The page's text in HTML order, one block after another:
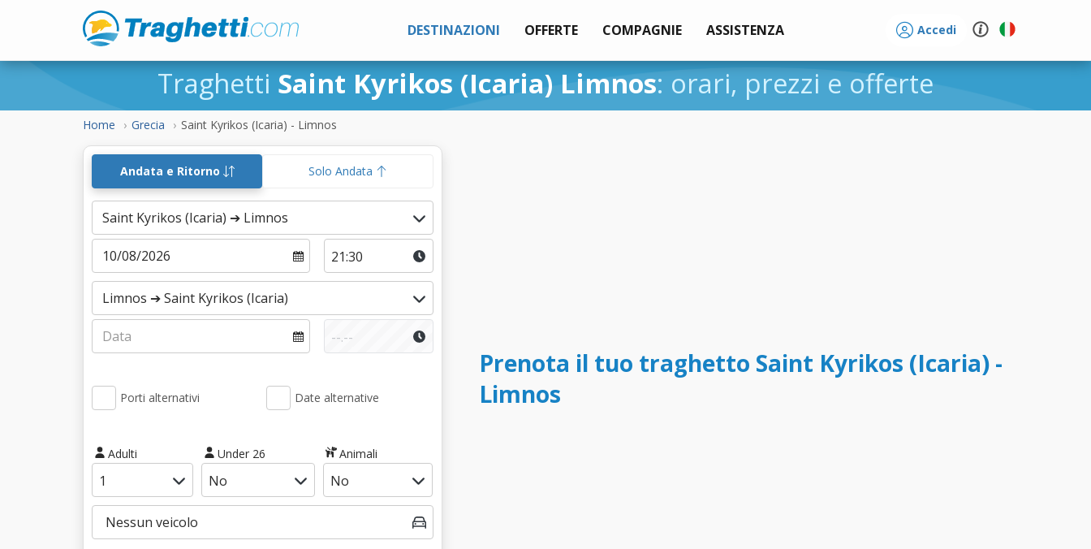
DESTINAZIONI OFFERTE COMPAGNIE ASSISTENZA Accedi
Traghetti Saint Kyrikos (Icaria) Limnos: orari, prezzi e offerte
Home Grecia Saint Kyrikos (Icaria) - Limnos
Andata e Ritorno Solo Andata
Porti alternativi Date alternative
Adulti Under 26 Animali
Prenota il tuo traghetto Saint Kyrikos (Icaria) -
Limnos